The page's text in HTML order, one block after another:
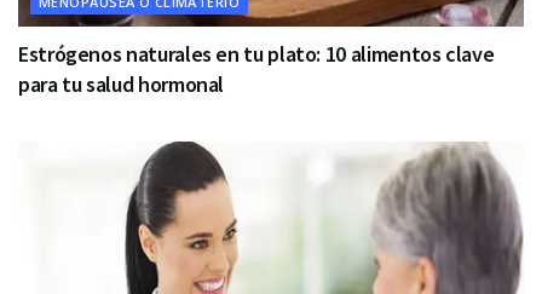
Estrógenos naturales en tu plato: 10 alimentos clave
para tu salud hormonal